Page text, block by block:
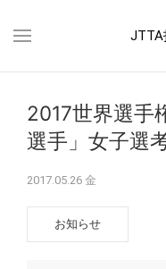
JTTA
2017世界選
選手」女子選
2017.05.26 金
お知らせ